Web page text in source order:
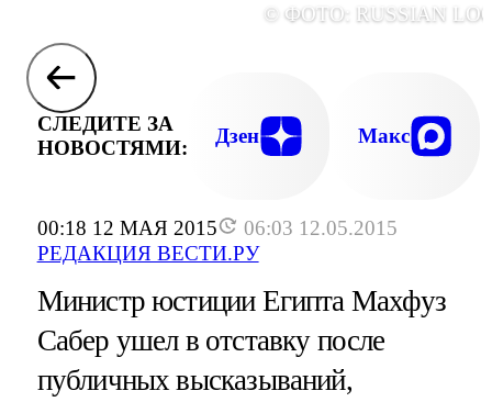
00:18 12 МАЯ 2015
06:03 12.05.2015
РЕДАКЦИЯ ВЕСТИ.РУ
© ФОТО: RUSSIAN
СЛЕДИТЕ ЗА
НОВОСТЯМИ:
Дзен Макс
Министр юстиции Египта Махфуз
Сабер ушел в отставку после
публичных высказываний,